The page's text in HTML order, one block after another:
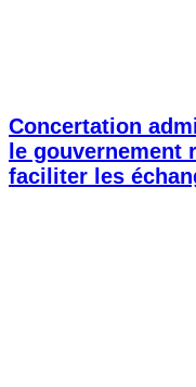
Concertation
le gouvernement
faciliter les